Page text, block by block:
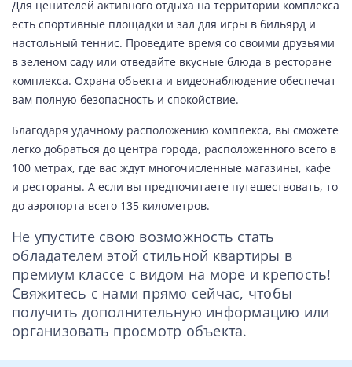
Для ценителей активного отдыха на территории комплекса
есть спортивные площадки и зал для игры в бильярд и
настольный теннис. Проведите время со своими друзьями
в зеленом саду или отведайте вкусные блюда в ресторане
комплекса. Охрана объекта и видеонаблюдение обеспечат
вам полную безопасность и спокойствие.
Благодаря удачному расположению комплекса, вы сможете
легко добраться до центра города, расположенного всего в
100 метрах, где вас ждут многочисленные магазины, кафе
и рестораны. А если вы предпочитаете путешествовать, то
до аэропорта всего 135 километров.
Не упустите свою возможность стать
обладателем этой стильной квартиры в
премиум классе с видом на море и крепость!
Свяжитесь с нами прямо сейчас, чтобы
получить дополнительную информацию или
организовать просмотр объекта.